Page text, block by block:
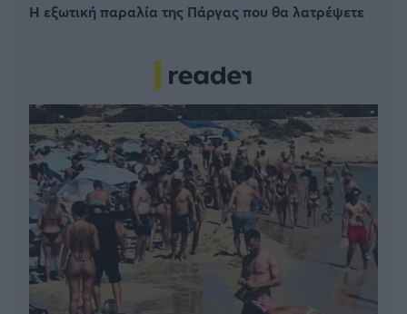
Η εξωτική παραλία της Πάργας που θα λατρέψετε